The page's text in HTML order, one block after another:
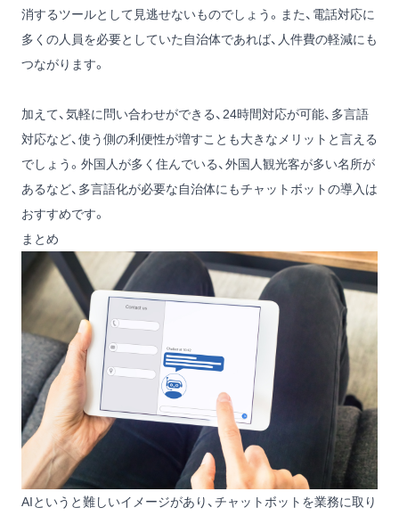
消するツールとして見逃せないものでしょう。また、電話対応に
多くの人員を必要としていた自治体であれば、人件費の軽減にも
つながります。
加えて、気軽に問い合わせができる、24時間対応が可能、多言語
対応など、使う側の利便性が増すことも大きなメリットと言える
でしょう。外国人が多く住んでいる、外国人観光客が多い名所が
あるなど、多言語化が必要な自治体にもチャットボットの導入は
おすすめです。
まとめ
AIというと難しいイメージがあり、チャットボットを業務に取り